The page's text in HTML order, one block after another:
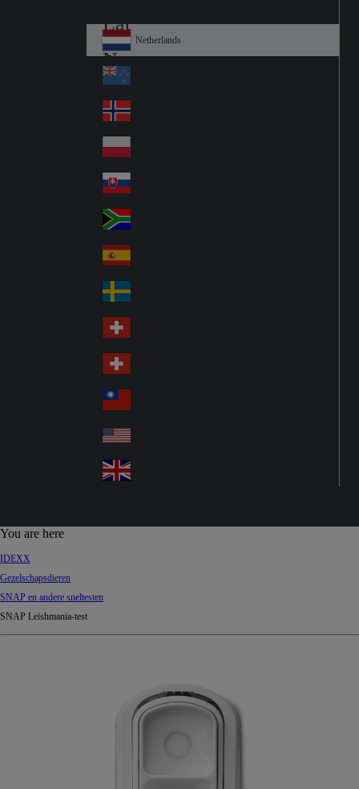
Lat
in
A
me
ric
a
Ne
the
rla
nd
s
Netherlands
Ne
w
Ze
ala
nd
No
rw
ay
Pol
an
d
Slo
va
kia
So
uth
Af
ric
a
Sp
ain
Sw
ed
en
Sw
itz
erl
an
d
Sw
itz
erl
an
d
wa
n
A
d
m
You are here
IDEXX
Gezelschapsdieren
SNAP en andere sneltesten
SNAP Leishmania-test